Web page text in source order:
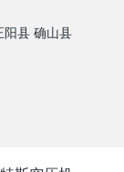
阳县 确山县